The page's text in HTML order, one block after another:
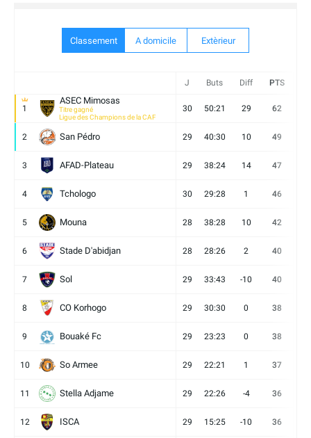
Classement A domicile Extèrieur
J Buts Diff PTS
1
ASEC Mimosas
Titre gagné
Ligue des Champions de la CAF
30 50:21 29 62
2 San Pédro 29 40:30 10 49
3 AFAD-Plateau 29 38:24 14 47
4 Tchologo 30 29:28 1 46
5 Mouna 28 38:28 10 42
6 Stade D'abidjan 28 28:26 2 40
7 Sol 29 33:43 -10 40
8 CO Korhogo 29 30:30 0 38
9 Bouaké Fc 29 23:23 0 38
10 So Armee 29 22:21 1 37
11 Stella Adjame 29 22:26 -4 36
12 ISCA 29 15:25 -10 36